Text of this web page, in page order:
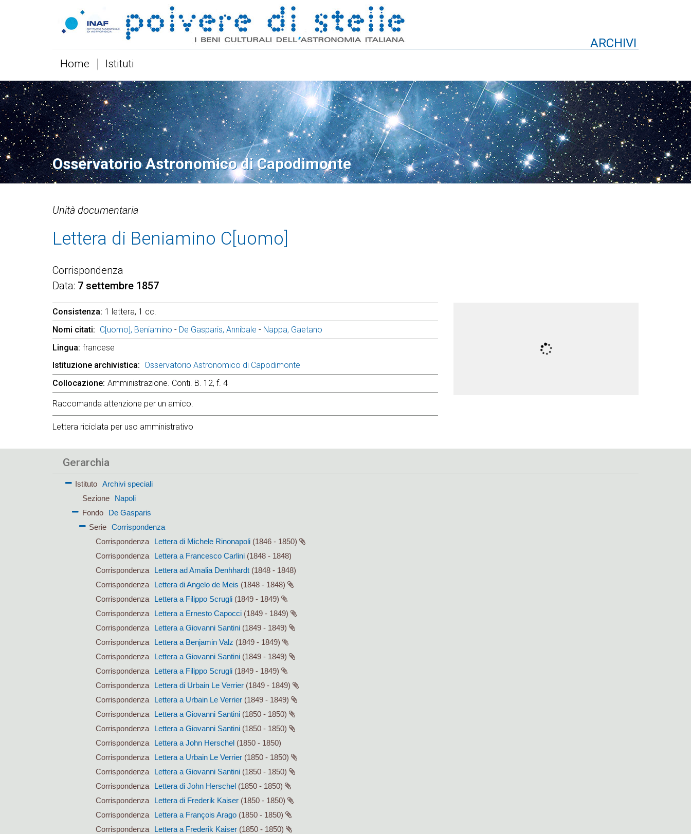
ARCHIVI
Home Istituti
Osservatorio Astronomico di Capodimonte
Unità documentaria
Lettera di Beniamino C[uomo]
Corrispondenza
Data 7 settembre 1857
Consistenza 1 lettera, 1 cc.
Nomi citati
C[uomo], Beniamino - De Gasparis, Annibale - Nappa, Gaetano
Lingua francese
Istituzione archivistica
Osservatorio Astronomico di Capodimonte
Collocazione Amministrazione. Conti. B. 12, f. 4
Raccomanda attenzione per un amico.
Lettera riciclata per uso amministrativo
Gerarchia
Istituto
Archivi speciali
Sezione
Napoli
Fondo
De Gasparis
Serie Corrispondenza
Corrispondenza
Lettera di Michele Rinonapoli (1846 - 1850)
Corrispondenza
Lettera a Francesco Carlini (1848 - 1848)
Corrispondenza
Lettera ad Amalia Denhhardt (1848 - 1848)
Corrispondenza
Lettera di Angelo de Meis (1848 - 1848)
Corrispondenza
Lettera a Filippo Scrugli (1849 - 1849)
Corrispondenza
Lettera a Ernesto Capocci (1849 - 1849)
Corrispondenza
Lettera a Giovanni Santini (1849 - 1849)
Corrispondenza
Lettera a Benjamin Valz (1849 - 1849)
Corrispondenza
Lettera a Giovanni Santini (1849 - 1849)
Corrispondenza
Lettera a Filippo Scrugli (1849 - 1849)
Corrispondenza
Lettera di Urbain Le Verrier (1849 - 1849)
Corrispondenza
Lettera a Urbain Le Verrier (1849 - 1849)
Corrispondenza
Lettera a Giovanni Santini (1850 - 1850)
Corrispondenza
Lettera a Giovanni Santini (1850 - 1850)
Corrispondenza
Lettera a John Herschel (1850 - 1850)
Corrispondenza
Lettera a Urbain Le Verrier (1850 - 1850)
Corrispondenza
Lettera a Giovanni Santini (1850 - 1850)
Corrispondenza
Lettera di John Herschel (1850 - 1850)
Corrispondenza
Lettera di Frederik Kaiser (1850 - 1850)
Corrispondenza
Lettera a François Arago (1850 - 1850)
Corrispondenza
Lettera a Frederik Kaiser (1850 - 1850)